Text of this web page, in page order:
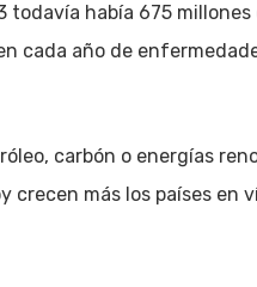
había 675
cada año de
carbón o energías
más los países en